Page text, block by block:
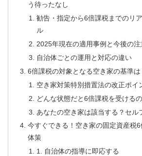
う待ったなし
勧告・指定から6倍課税までのリ
ル
2025年現在の適用事例と今後の注
自治体ごとの運用と対応の違い
6倍課税の対象となる空き家の基準は
空き家対策特別措置法の改正ポイ
どんな状態だと6倍課税を受ける
あなたの空き家は該当する？セル
今すぐできる！空き家の固定資産税
体策
1. 自治体の指導に即応する